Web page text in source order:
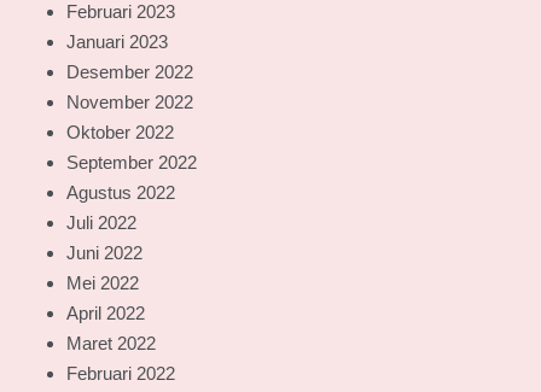
Februari 2023
Januari 2023
Desember 2022
November 2022
Oktober 2022
September 2022
Agustus 2022
Juli 2022
Juni 2022
Mei 2022
April 2022
Maret 2022
Februari 2022